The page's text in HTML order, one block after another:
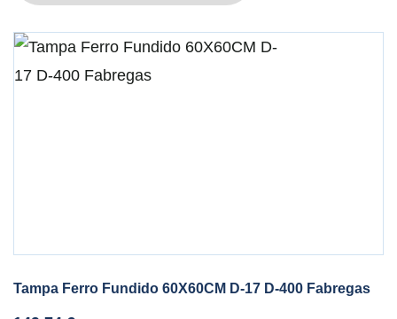
Tampa Ferro Fundido 60X60CM D-17 D-400 Fabregas